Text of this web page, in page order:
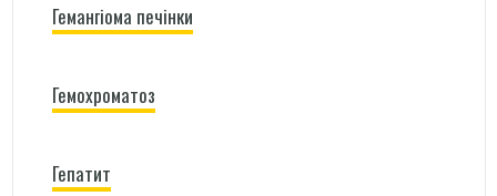
Гемангіома печінки
Гемохроматоз
Гепатит